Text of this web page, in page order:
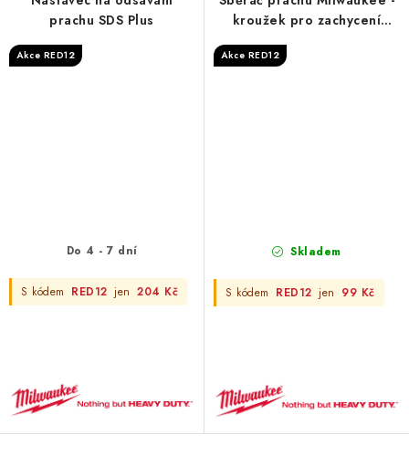
prachu SDS Plus
Akce RED12
Do 4 - 7 dní
S kódem RED12 jen 204 Kč
kroužek pro zachycení
Akce RED12
Skladem
S kódem RED12 jen 99 Kč